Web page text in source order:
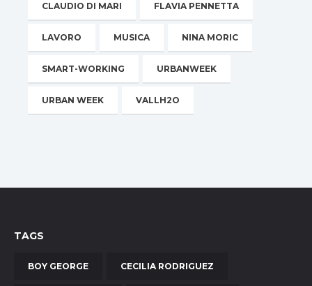
CLAUDIO DI MARI FLAVIA PENNETTA
LAVORO MUSICA NINA MORIC
SMART-WORKING URBANWEEK
URBAN WEEK VALLH2O
TAGS
BOY GEORGE CECILIA RODRIGUEZ